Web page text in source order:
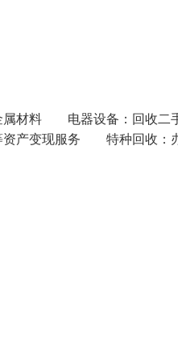
材料 电器设备：回收二
产变现服务 特种回收：